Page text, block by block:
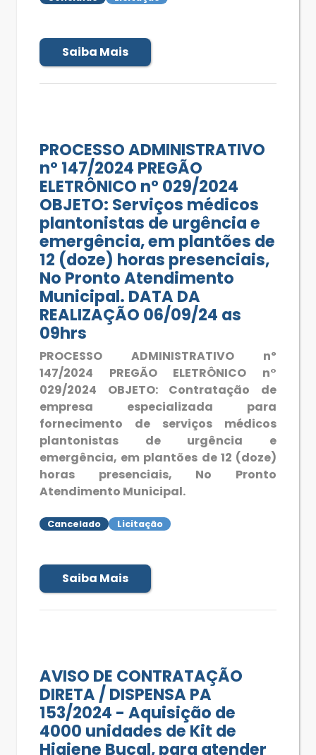
Saiba Mais
PROCESSO ADMINISTRATIVO
nº 147/2024 PREGÃO
ELETRÔNICO n° 029/2024
OBJETO: Serviços médicos
plantonistas de urgência e
emergência, em plantões de
12 (doze) horas presenciais,
No Pronto Atendimento
Municipal. DATA DA
REALIZAÇÃO 06/09/24 as
09hrs
PROCESSO ADMINISTRATIVO nº
147/2024 PREGÃO ELETRÔNICO n°
029/2024 OBJETO: Contratação de
empresa especializada para
fornecimento de serviços médicos
plantonistas de urgência e
emergência, em plantões de 12 (doze)
horas presenciais, No Pronto
Atendimento Municipal.
Cancelado Licitação
Saiba Mais
AVISO DE CONTRATAÇÃO
DIRETA / DISPENSA PA
153/2024 - Aquisição de
4000 unidades de Kit de
Higiene Bucal, para atender